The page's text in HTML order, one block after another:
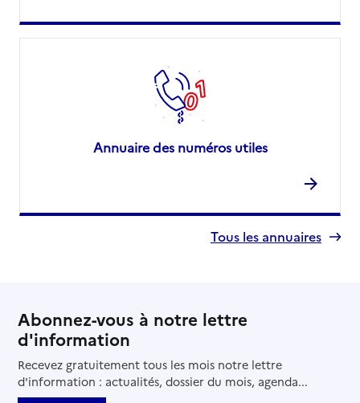
Annuaire des numéros utiles
Tous les annuaires
Abonnez-vous à notre lettre
d'information
Recevez gratuitement tous les mois notre lettre
d'information : actualités, dossier du mois, agenda...